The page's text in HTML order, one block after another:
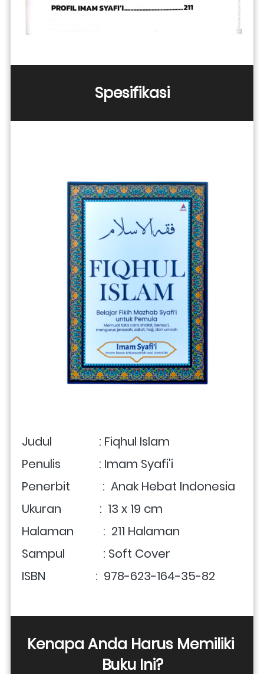
Spesifikasi
Judul                : Fiqhul Islam
Penulis             : Imam Syafi'i
Penerbit           :  Anak Hebat Indonesia
Ukuran             :  13 x 19 cm
Halaman          :  211 Halaman
Sampul             : Soft Cover
ISBN                 : 978-623-164-35-82
Kenapa Anda Harus Memiliki
Buku Ini?